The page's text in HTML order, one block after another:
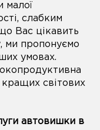
малої
слабким
Вас цікавить
ми пропонуємо
умовах.
кращих світових
автовишки в